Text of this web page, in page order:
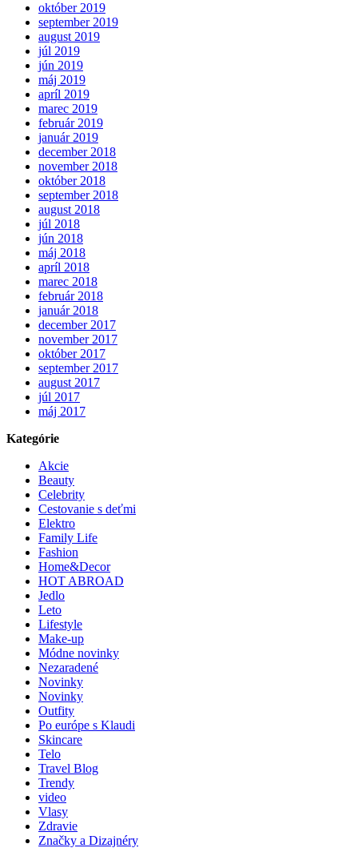
október 2019
september 2019
august 2019
júl 2019
jún 2019
máj 2019
apríl 2019
marec 2019
február 2019
január 2019
december 2018
november 2018
október 2018
september 2018
august 2018
júl 2018
jún 2018
máj 2018
apríl 2018
marec 2018
február 2018
január 2018
december 2017
november 2017
október 2017
september 2017
august 2017
júl 2017
máj 2017
Kategórie
Akcie
Beauty
Celebrity
Cestovanie s deťmi
Elektro
Family Life
Fashion
Home&Decor
HOT ABROAD
Jedlo
Leto
Lifestyle
Make-up
Módne novinky
Nezaradené
Novinky
Novinky
Outfity
Po európe s Klaudi
Skincare
Telo
Travel Blog
Trendy
video
Vlasy
Zdravie
Značky a Dizajnéry